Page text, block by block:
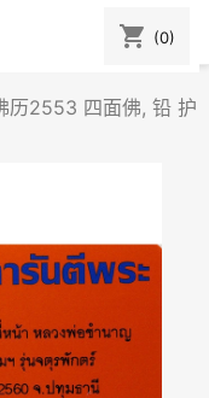
shopping_cart (0)
历2553 四面佛, 铅 护